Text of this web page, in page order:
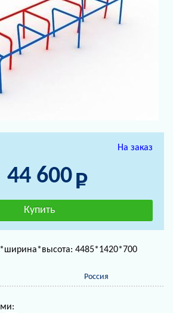
На заказ
44 600
4485*1420*700
Россия